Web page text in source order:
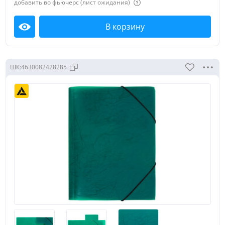
канцелярские принадлежности, необходимые как для
офиса, так и для дома: дыроколы, степлеры, скрепки,
кнопки, зажимы, ножницы, корректоры, ластики,
маркеры и карандаши.
добавить во фьючерс (лист ожидания)
Посмотреть В корзину
ШК:4630082428285